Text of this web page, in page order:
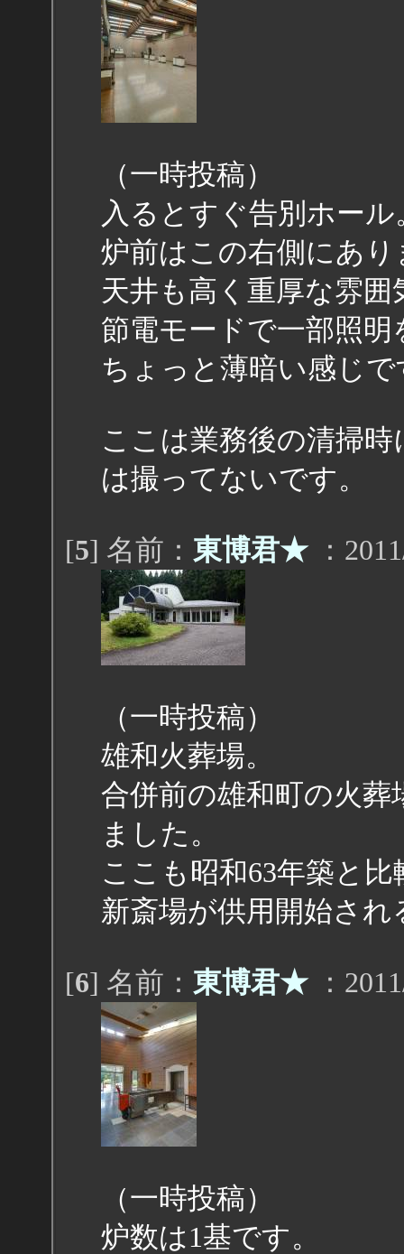
（一時投稿）
入るとすぐ告別ホール
炉前はこの右側にあり
天井も高く重厚な雰囲
節電モードで一部照
ちょっと薄暗い感じで
ここは業務後の清掃
は撮ってないです。
[5] 名前： 東博君★：
（一時投稿）
雄和火葬場。
合併前の雄和町の火
ました。
ここも昭和63年築と
新斎場が供用開始さ
[6] 名前： 東博君★：
（一時投稿）
炉数は1基です。